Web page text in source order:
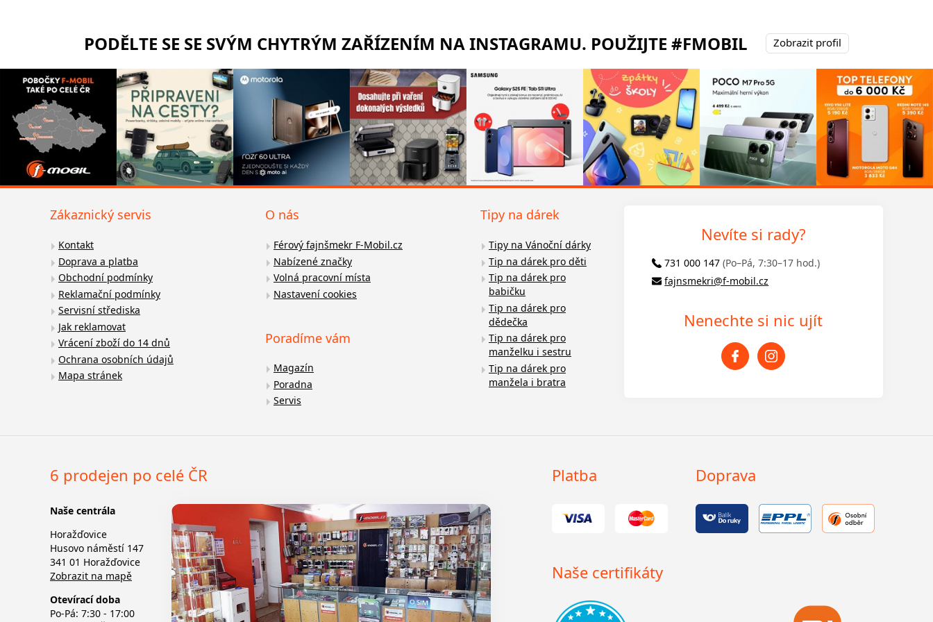
PODĚLTE SE SE SVÝM CHYTRÝM ZAŘÍZENÍM NA INSTAGRAMU. POUŽIJTE #FMOBIL Zobrazit profil
Zákaznický servis
Kontakt
Doprava a platba
Obchodní podmínky
Reklamační podmínky
Servisní střediska
Jak reklamovat
Vrácení zboží do 14 dnů
Ochrana osobních údajů
Mapa stránek
O nás
Férový fajnšmekr F-Mobil.cz
Nabízené značky
Volná pracovní místa
Nastavení cookies
Poradíme vám
Magazín
Poradna
Servis
Tipy na dárek
Tipy na Vánoční dárky
Tip na dárek pro děti
Tip na dárek pro
babičku
Tip na dárek pro
dědečka
Tip na dárek pro
manželku i sestru
Tip na dárek pro
manžela i bratra
Nevíte si rady?
731 000 147 (Po–Pá, 7:30–17 hod.)
fajnsmekri@f-mobil.cz
Nenechte si nic ujít
6 prodejen po celé ČR
Naše centrála
Horažďovice
Husovo náměstí 147
341 01 Horažďovice
Zobrazit na mapě
Otevírací doba
Po-Pá: 7:30 - 17:00
Platba Doprava
Naše certifikáty